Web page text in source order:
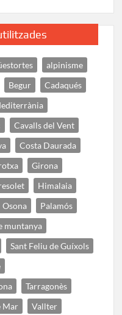
alpinisme
Begur
Cadaqués
Cavalls del Vent
Costa Daurada
Girona
Himalaia
Osona
Palamós
muntanya
Sant Feliu de Guíxols
Tarragonès
Mar
Vallter